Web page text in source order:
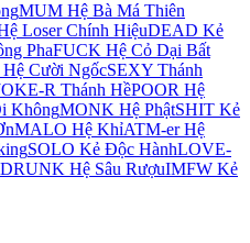
MUM Hệ Bà Má Thiên
Loser Chính HiệuDEAD Kẻ
PhaFUCK Hệ Cỏ Dại Bất
Cười NgốcSEXY Thánh
R Thánh HềPOOR Hệ
KhôngMONK Hệ PhậtSHIT Kẻ
MALO Hệ KhỉATM-er Hệ
SOLO Kẻ Độc HànhLOVE-
DRUNK Hệ Sâu RượuIMFW Kẻ